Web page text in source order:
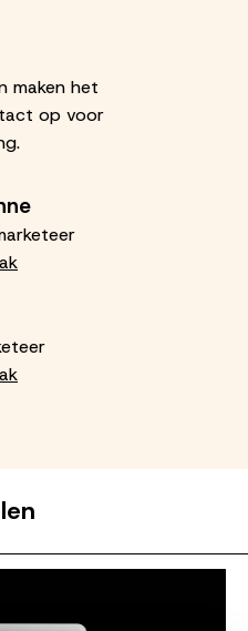
maken het
op voor